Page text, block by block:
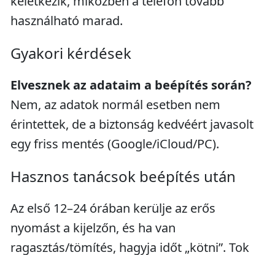
használható marad.
Gyakori kérdések
Elvesznek az adataim a beépítés során?
Nem, az adatok normál esetben nem
érintettek, de a biztonság kedvéért javasolt
egy friss mentés (Google/iCloud/PC).
Hasznos tanácsok beépítés után
Az első 12–24 órában kerülje az erős
nyomást a kijelzőn, és ha van
ragasztás/tömítés, hagyja időt „kötni”. Tok